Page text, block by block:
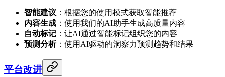
智能建议 ：根据您的使用模式获取智能推荐
内容生成 ：使用我们的AI助手生成高质量内容
自动标记 ：让AI通过智能标记组织您的内容
预测分析：使用AI驱动的洞察力预测趋势和结果
平台改进